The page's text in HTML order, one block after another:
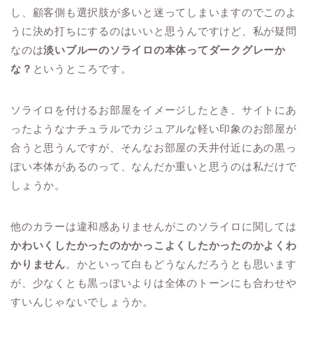
し、顧客側も選択肢が多いと迷ってしまいますのでこのよ
うに決め打ちにするのはいいと思うんですけど、私が疑問
なのは淡いブルーのソライロの本体ってダークグレーか
な？ というところです。
ソライロを付けるお部屋をイメージしたとき、サイトにあ
ったようなナチュラルでカジュアルな軽い印象のお部屋が
合うと思うんですが、そんなお部屋の天井付近にあの黒っ
ぽい本体があるのって、なんだか重いと思うのは私だけで
しょうか。
他のカラーは違和感ありませんがこのソライロに関しては
かわいくしたかったのかかっこよくしたかったのかよくわ
かりません。かといって白もどうなんだろうとも思います
が、少なくとも黒っぽいよりは全体のトーンにも合わせや
すいんじゃないでしょうか。